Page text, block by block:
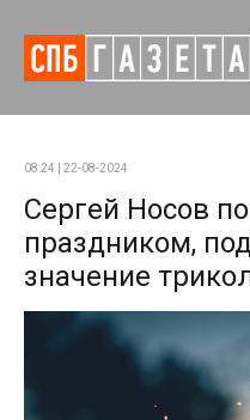
08:24 | 22-08-2024
Сергей Носов
праздником,
значение